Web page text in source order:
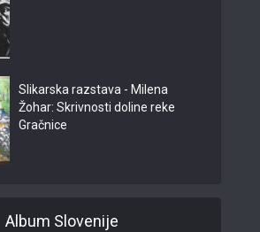
Slikarska razstava - Milena
Žohar: Skrivnosti doline reke
Gračnice
Album Slovenije